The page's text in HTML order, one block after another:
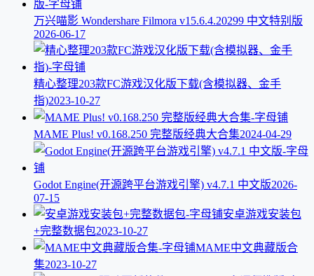
万兴喵影 Wondershare Filmora v15.6.4.20299 中文特别版
2026-06-17
精心整理203款FC游戏汉化版下载(含模拟器、金手
指)2023-10-27
MAME Plus! v0.168.250 完整版经典大合集2024-04-29
Godot Engine(开源跨平台游戏引擎) v4.7.1 中文版2026-
07-15
安卓游戏安装包
+完整数据包2023-10-27
MAME中文典藏版合
集2023-10-27